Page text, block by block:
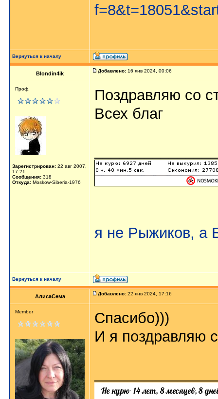
Вернуться к началу
Blondin4ik Добавлено: 16 янв 2024, 00:06
Проф.
Зарегистрирован: 22 авг 2007,
17:21
Сообщения: 318
Откуда: Moskow-Siberia-1976
Поздравляю со
Всех благ
я не Рыжиков, а
Вернуться к началу
АлисаСема Добавлено: 22 янв 2024, 17:16
Member
Спасибо)))
И я поздравляю